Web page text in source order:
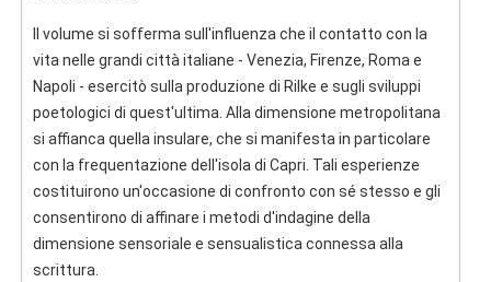
Il volume si sofferma sull'influenza che il contatto con la
vita nelle grandi città italiane - Venezia, Firenze, Roma e
Napoli - esercitò sulla produzione di Rilke e sugli sviluppi
poetologici di quest'ultima. Alla dimensione metropolitana
si affianca quella insulare, che si manifesta in particolare
con la frequentazione dell'isola di Capri. Tali esperienze
costituirono un'occasione di confronto con sé stesso e gli
consentirono di affinare i metodi d'indagine della
dimensione sensoriale e sensualistica connessa alla
scrittura.